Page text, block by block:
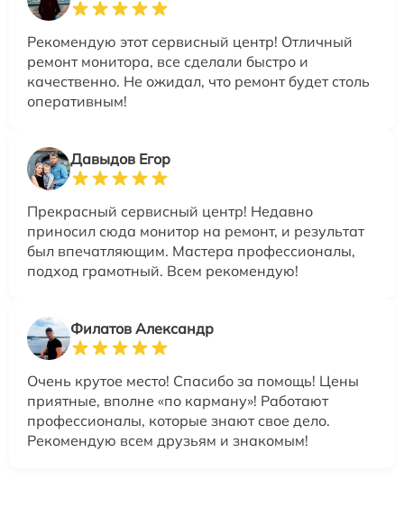
Рекомендую этот сервисный центр! Отличный
ремонт монитора, все сделали быстро и
качественно. Не ожидал, что ремонт будет столь
оперативным!
Давыдов Егор
Прекрасный сервисный центр! Недавно
приносил сюда монитор на ремонт, и результат
был впечатляющим. Мастера профессионалы,
подход грамотный. Всем рекомендую!
Филатов Александр
Очень крутое место! Спасибо за помощь! Цены
приятные, вполне «по карману»! Работают
профессионалы, которые знают свое дело.
Рекомендую всем друзьям и знакомым!